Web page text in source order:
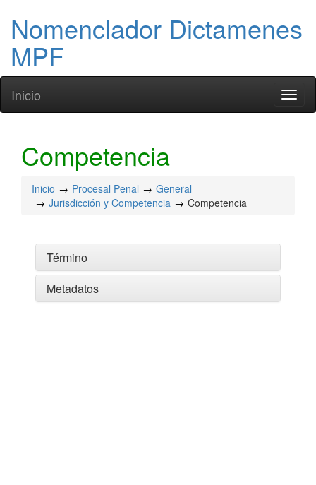
Nomenclador Dictamenes
MPF
Inicio
Competencia
Inicio Procesal Penal
General
Jurisdicción y Competencia
Competencia
Término
Metadatos